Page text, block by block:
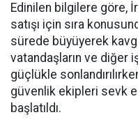
Edinilen bilgilere göre,
satışı için sıra
sürede büyüyerek
vatandaşların ve diğer
güçlükle
güvenlik ekipleri sevk
başlatıldı.